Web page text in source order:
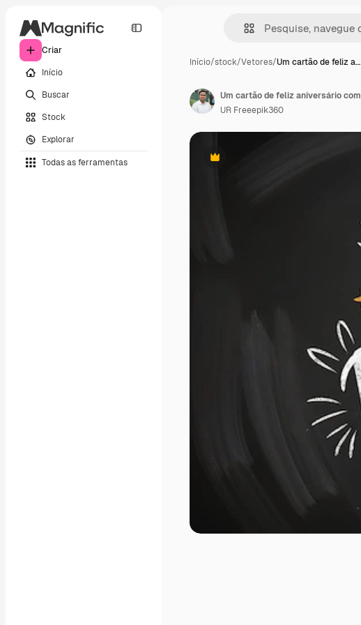
Criar
Início
Buscar
Stock
Explorar
Todas as ferramentas
Início/stock/Vetores/Um cartão de feliz a…
Premium
UR Freeepik360